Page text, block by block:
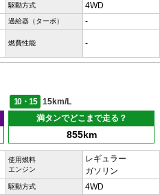
駆動方式 4WD
過給器（ターボ） -
燃費性能 -
10・15
15km/L
満タンでどこまで走る？
855km
使用燃料
エンジン
レギュラー
ガソリン
駆動方式 4WD